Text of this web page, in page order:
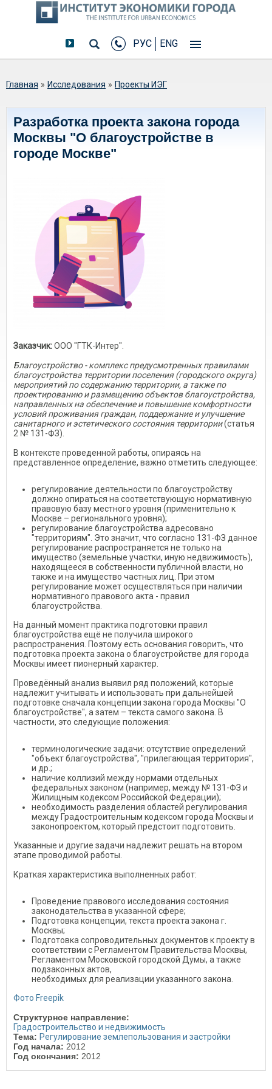
РУС ENG
Вы здесь
Главная » Исследования » Проекты ИЭГ
Разработка проекта закона города
Москвы "О благоустройстве в
городе Москве"
Заказчик:ООО "ГТК-Интер".
Благоустройство - комплекс предусмотренных правилами
благоустройства территории поселения (городского округа)
мероприятий по содержанию территории, а также по
проектированию и размещению объектов благоустройства,
направленных на обеспечение и повышение комфортности
условий проживания граждан, поддержание и улучшение
санитарного и эстетического состояния территории(статья
2 № 131-ФЗ).
В контексте проведенной работы, опираясь на
представленное определение, важно отметить следующее:
регулирование деятельности по благоустройству
должно опираться на соответствующую нормативную
правовую базу местного уровня (применительно к
Москве – регионального уровня);
регулирование благоустройства адресовано
"территориям". Это значит, что согласно 131-ФЗ данное
регулирование распространяется не только на
имущество (земельные участки, иную недвижимость),
находящееся в собственности публичной власти, но
также и на имущество частных лиц. При этом
регулирование может осуществляться при наличии
нормативного правового акта - правил
благоустройства.
На данный момент практика подготовки правил
благоустройства ещё не получила широкого
распространения. Поэтому есть основания говорить, что
подготовка проекта закона о благоустройстве для города
Москвы имеет пионерный характер.
Проведённый анализ выявил ряд положений, которые
надлежит учитывать и использовать при дальнейшей
подготовке сначала концепции закона города Москвы "О
благоустройстве", а затем – текста самого закона. В
частности, это следующие положения:
терминологические задачи: отсутствие определений
"объект благоустройства", "прилегающая территория",
и др.;
наличие коллизий между нормами отдельных
федеральных законом (например, между № 131-ФЗ и
Жилищным кодексом Российской Федерации);
необходимость разделения областей регулирования
между Градостроительным кодексом города Москвы и
законопроектом, который предстоит подготовить.
Указанные и другие задачи надлежит решать на втором
этапе проводимой работы.
Краткая характеристика выполненных работ:
Проведение правового исследования состояния
законодательства в указанной сфере;
Подготовка концепции, текста проекта закона г.
Москвы;
Подготовка сопроводительных документов к проекту в
соответствии с Регламентом Правительства Москвы,
Регламентом Московской городской Думы, а также
подзаконных актов,
необходимых для реализации указанного закона.
Фото Freepik
Структурное направление:
Градостроительство и недвижимость
Тема: Регулирование землепользования и застройки
Год начала: 2012
Год окончания: 2012